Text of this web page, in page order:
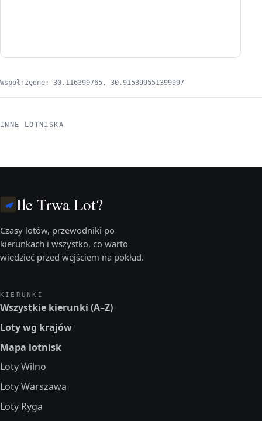
Współrzędne: 30.116399765, 30.915399551399997
INNE LOTNISKA
Ile Trwa Lot?
Czasy lotów, przewodniki po
kierunkach i wszystko, co warto
wiedzieć przed wejściem na pokład.
KIERUNKI
Wszystkie kierunki (A–Z)
Loty wg krajów
Mapa lotnisk
Loty Wilno
Loty Warszawa
Loty Ryga